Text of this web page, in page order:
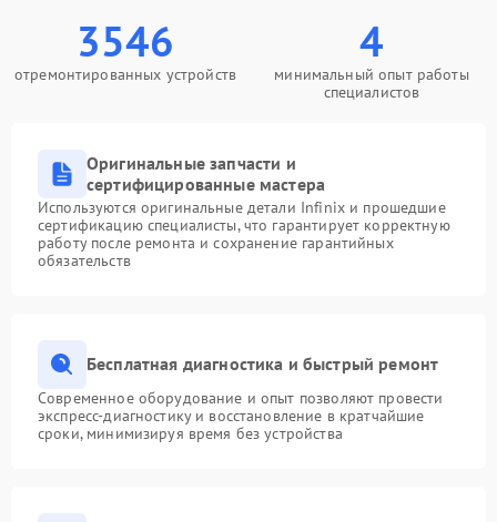
3546
отремонтированных устройств
4
минимальный опыт работы
специалистов
Оригинальные запчасти и
сертифицированные мастера
Используются оригинальные детали Infinix и прошедшие
сертификацию специалисты, что гарантирует корректную
работу после ремонта и сохранение гарантийных
обязательств
Бесплатная диагностика и быстрый ремонт
Современное оборудование и опыт позволяют провести
экспресс-диагностику и восстановление в кратчайшие
сроки, минимизируя время без устройства